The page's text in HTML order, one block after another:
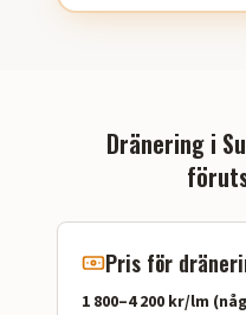
Dränering i
Pris för
1 800–4 200 kr/lm